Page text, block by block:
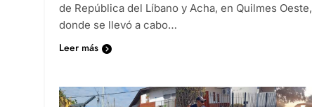
de República del Líbano y Acha, en Quilmes Oeste,
donde se llevó a cabo…
Leer más